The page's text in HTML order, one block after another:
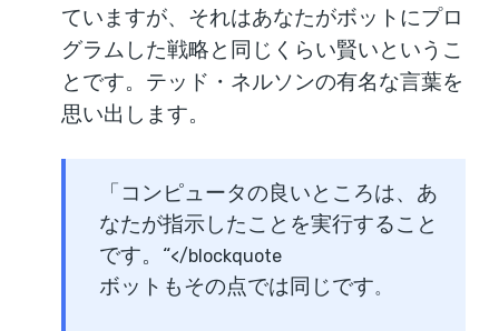
ていますが、それはあなたがボットにプロ
グラムした戦略と同じくらい賢いというこ
とです。テッド・ネルソンの有名な言葉を
思い出します。
「 コンピュータの良いところは、あ
なたが指示したことを実行すること
です。 “</blockquote
ボットもその点では同じです。